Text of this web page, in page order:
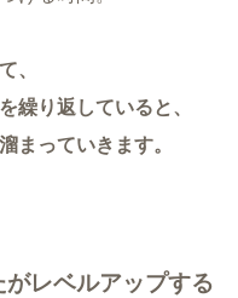
、
繰り返していると、
まっていきます。
レベルアップする